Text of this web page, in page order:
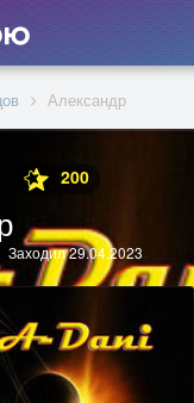
Александр
200
Заходил 29.04.2023